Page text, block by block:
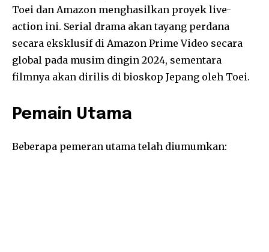
Toei dan Amazon menghasilkan proyek live-
action ini. Serial drama akan tayang perdana
secara eksklusif di Amazon Prime Video secara
global pada musim dingin 2024, sementara
filmnya akan dirilis di bioskop Jepang oleh Toei.
Pemain Utama
Beberapa pemeran utama telah diumumkan: